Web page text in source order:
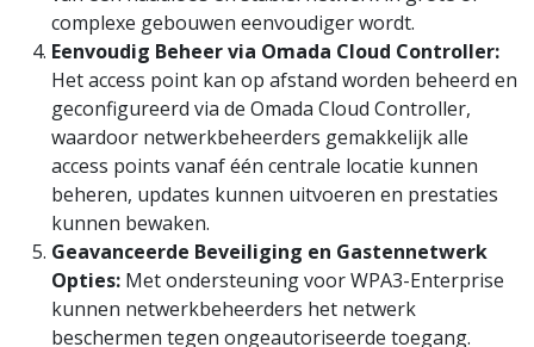
complexe gebouwen eenvoudiger wordt.
Eenvoudig Beheer via Omada Cloud Controller:
Het access point kan op afstand worden beheerd en
geconfigureerd via de Omada Cloud Controller,
waardoor netwerkbeheerders gemakkelijk alle
access points vanaf één centrale locatie kunnen
beheren, updates kunnen uitvoeren en prestaties
kunnen bewaken.
Geavanceerde Beveiliging en Gastennetwerk
Opties: Met ondersteuning voor WPA3-Enterprise
kunnen netwerkbeheerders het netwerk
beschermen tegen ongeautoriseerde toegang.